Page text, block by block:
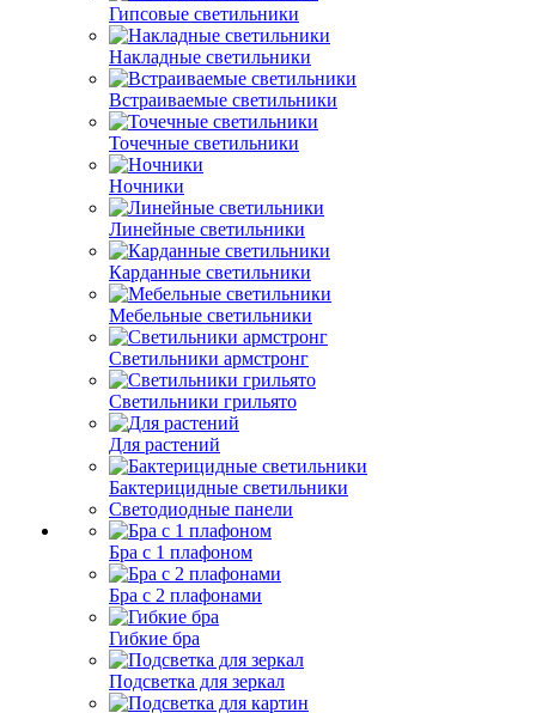
Гипсовые светильники
Накладные светильники
Встраиваемые светильники
Точечные светильники
Ночники
Линейные светильники
Карданные светильники
Мебельные светильники
Светильники армстронг
Светильники грильято
Для растений
Бактерицидные светильники
Светодиодные панели
Бра с 1 плафоном
Бра с 2 плафонами
Гибкие бра
Подсветка для зеркал